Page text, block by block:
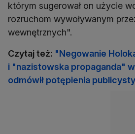
którym sugerował on użycie
rozruchom wywoływanym
wewnętrznych".
Czytaj też: "Negowanie
i "nazistowska propaganda"
odmówił potępienia publicysty